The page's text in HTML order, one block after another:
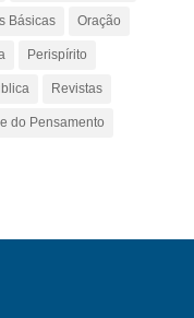
Básicas Oração
Perispírito
Revistas
do Pensamento